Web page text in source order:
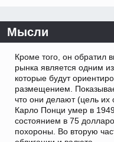
Мысли
Кроме того, он обратил
рынка является одним
которые будут
размещением.
что они делают (цель их
Карло Понци умер в
состоянием в 75
похороны. Во вторую